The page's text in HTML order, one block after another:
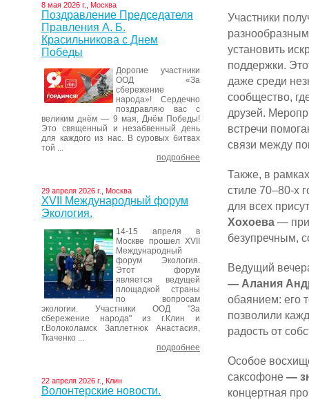
8 мая 2026 г., Москва
Поздравление Председателя
Правления А. Б.
Красильникова с Днем
Победы
Дорогие участники
ООД «За
сбережение
народа»! Сердечно
поздравляю вас с
великим днём — 9 мая, Днём Победы!
Это священный и незабвенный день
для каждого из нас. В суровых битвах
той ...
подробнее
29 апреля 2026 г., Москва
XVII Международный форум
Экология.
14-15 апреля в
Москве прошел XVII
Международный
форум Экология.
Этот форум
является ведущей
площадкой страны
по вопросам
экологии. Участники ООД "За
сбережение народа" из г.Клин и
г.Волоколамск Заплетнюк Анастасия,
Ткаченко ...
подробнее
22 апреля 2026 г., Клин
Волонтерские новости.
Участники
установить
поддержки.
даже среди
сообщество,
друзей.
встречи
связи между
Также, в
стиле 70–80-х
для всех
Хохоева —
безупречным,
Ведущий
— Алания
обаянием: его
позволили
радость от
Особое
саксофоне —
концертная